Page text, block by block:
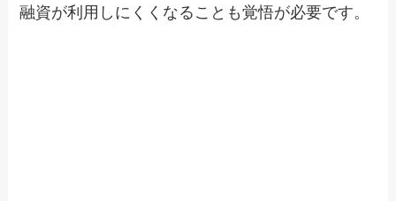
融資が利用しにくくなることも覚悟が必要です。